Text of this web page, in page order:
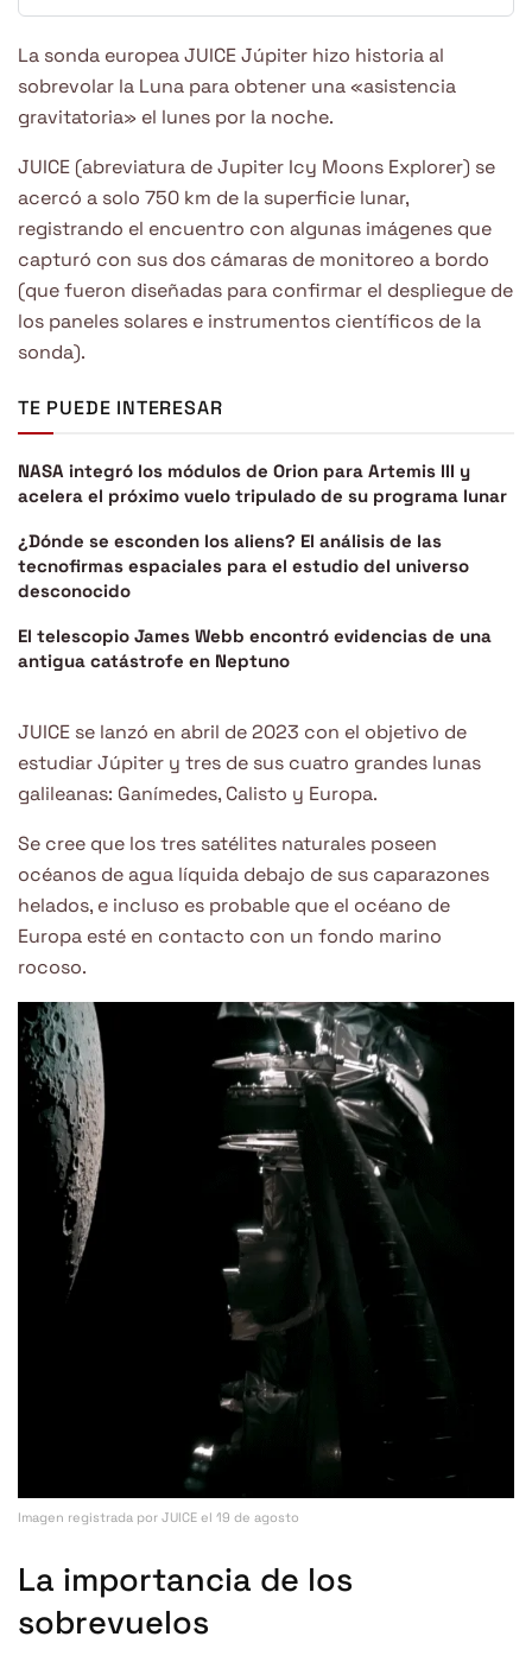
La sonda europea JUICE Júpiter hizo historia al
sobrevolar la Luna para obtener una «asistencia
gravitatoria» el lunes por la noche.
JUICE (abreviatura de Jupiter Icy Moons Explorer) se
acercó a solo 750 km de la superficie lunar,
registrando el encuentro con algunas imágenes que
capturó con sus dos cámaras de monitoreo a bordo
(que fueron diseñadas para confirmar el despliegue de
los paneles solares e instrumentos científicos de la
sonda).
TE PUEDE INTERESAR
NASA integró los módulos de Orion para Artemis III y
acelera el próximo vuelo tripulado de su programa lunar
¿Dónde se esconden los aliens? El análisis de las
tecnofirmas espaciales para el estudio del universo
desconocido
El telescopio James Webb encontró evidencias de una
antigua catástrofe en Neptuno
JUICE se lanzó en abril de 2023 con el objetivo de
estudiar Júpiter y tres de sus cuatro grandes lunas
galileanas: Ganímedes, Calisto y Europa.
Se cree que los tres satélites naturales poseen
océanos de agua líquida debajo de sus caparazones
helados, e incluso es probable que el océano de
Europa esté en contacto con un fondo marino
rocoso.
Imagen registrada por JUICE el 19 de agosto
La importancia de los
sobrevuelos